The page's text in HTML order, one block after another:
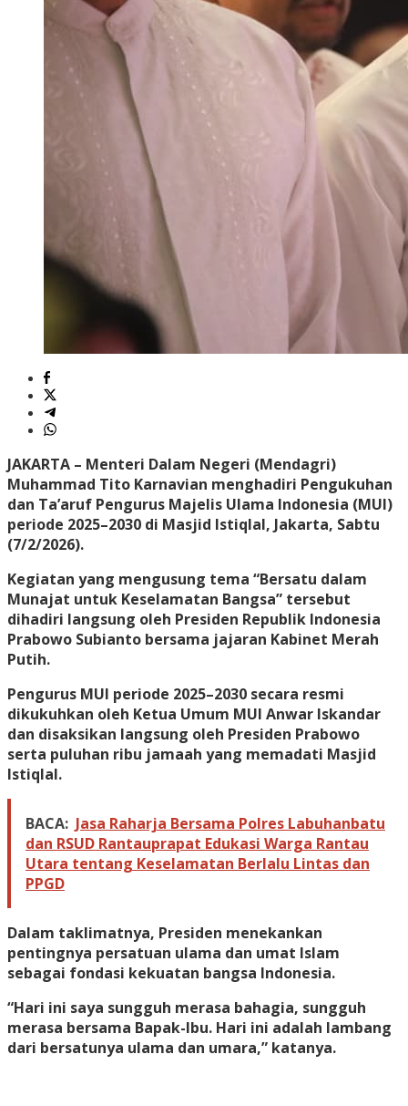
JAKARTA – Menteri Dalam Negeri (Mendagri)
Muhammad Tito Karnavian menghadiri Pengukuhan
dan Ta’aruf Pengurus Majelis Ulama Indonesia (MUI)
periode 2025–2030 di Masjid Istiqlal, Jakarta, Sabtu
(7/2/2026).
Kegiatan yang mengusung tema “Bersatu dalam
Munajat untuk Keselamatan Bangsa” tersebut
dihadiri langsung oleh Presiden Republik Indonesia
Prabowo Subianto bersama jajaran Kabinet Merah
Putih.
Pengurus MUI periode 2025–2030 secara resmi
dikukuhkan oleh Ketua Umum MUI Anwar Iskandar
dan disaksikan langsung oleh Presiden Prabowo
serta puluhan ribu jamaah yang memadati Masjid
Istiqlal.
BACA: Jasa Raharja Bersama Polres Labuhanbatu
dan RSUD Rantauprapat Edukasi Warga Rantau
Utara tentang Keselamatan Berlalu Lintas dan
PPGD
Dalam taklimatnya, Presiden menekankan
pentingnya persatuan ulama dan umat Islam
sebagai fondasi kekuatan bangsa Indonesia.
“Hari ini saya sungguh merasa bahagia, sungguh
merasa bersama Bapak-Ibu. Hari ini adalah lambang
dari bersatunya ulama dan umara,” katanya.